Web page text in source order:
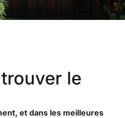
le
et dans les meilleures